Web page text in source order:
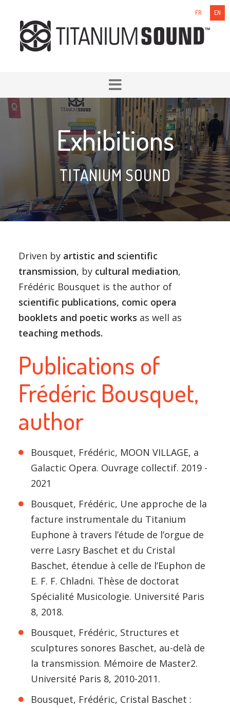
FR EN
Exhibitions
TITANIUM SOUND
Driven by artistic and scientific
transmission, by cultural mediation,
Frédéric Bousquet is the author of
scientific publications, comic opera
booklets and poetic works as well as
teaching methods.
Publications of
Frédéric Bousquet,
author
Bousquet, Frédéric, MOON VILLAGE, a
Galactic Opera. Ouvrage collectif. 2019 -
2021
Bousquet, Frédéric, Une approche de la
facture instrumentale du Titanium
Euphone à travers l’étude de l’orgue de
verre Lasry Baschet et du Cristal
Baschet, étendue à celle de l’Euphon de
E. F. F. Chladni. Thèse de doctorat
Spécialité Musicologie. Université Paris
8, 2018.
Bousquet, Frédéric, Structures et
sculptures sonores Baschet, au-delà de
la transmission. Mémoire de Master2.
Université Paris 8, 2010-2011.
Bousquet, Frédéric, Cristal Baschet :